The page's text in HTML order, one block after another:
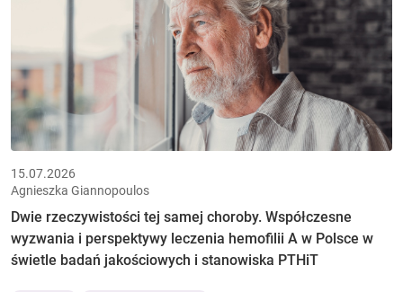
15.07.2026
Agnieszka Giannopoulos
Dwie rzeczywistości tej samej choroby. Współczesne
wyzwania i perspektywy leczenia hemofilii A w Polsce w
świetle badań jakościowych i stanowiska PTHiT